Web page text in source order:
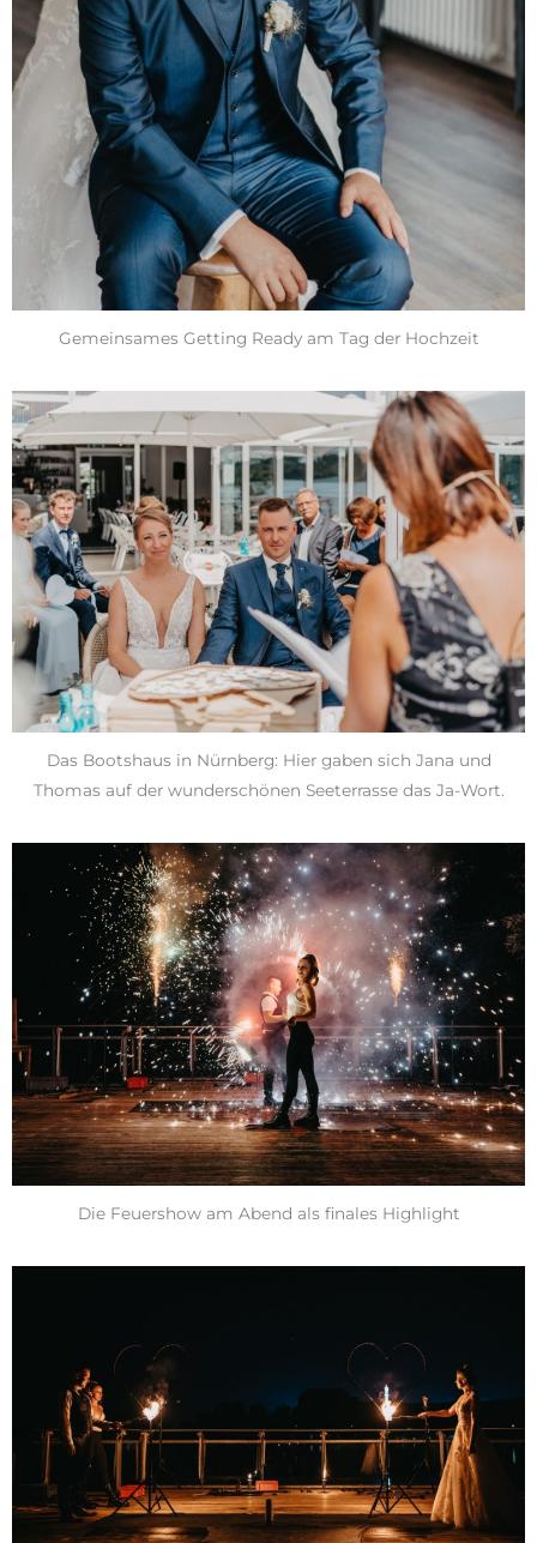
Gemeinsames Getting Ready am Tag der Hochzeit
Das Bootshaus in Nürnberg: Hier gaben sich Jana und
Thomas auf der wunderschönen Seeterrasse das Ja-Wort.
Die Feuershow am Abend als finales Highlight